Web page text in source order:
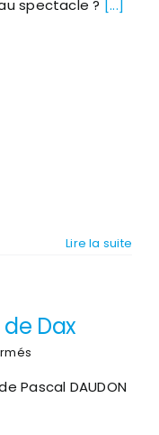
spectacle ? [...]
Lire la suite
de Dax
–
Pascal DAUDON